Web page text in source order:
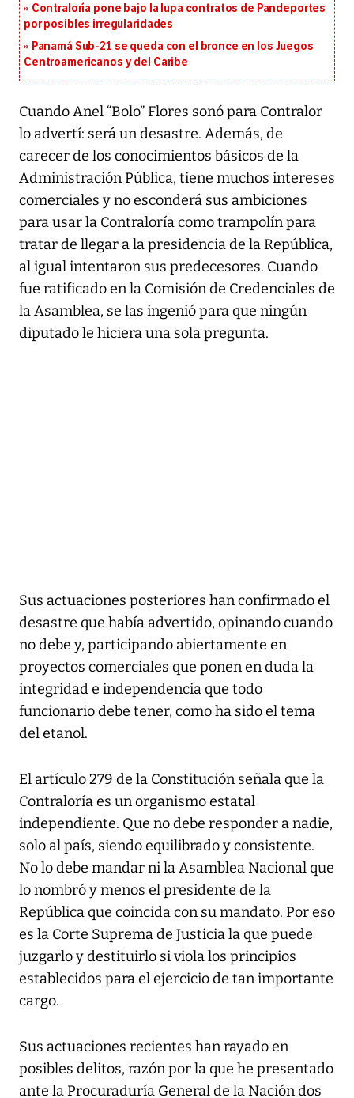
Contraloría pone bajo la lupa contratos de Pandeportes
por posibles irregularidades
Panamá Sub-21 se queda con el bronce en los Juegos
Centroamericanos y del Caribe
Cuando Anel “Bolo” Flores sonó para Contralor
lo advertí: será un desastre. Además, de
carecer de los conocimientos básicos de la
Administración Pública, tiene muchos intereses
comerciales y no esconderá sus ambiciones
para usar la Contraloría como trampolín para
tratar de llegar a la presidencia de la República,
al igual intentaron sus predecesores. Cuando
fue ratificado en la Comisión de Credenciales de
la Asamblea, se las ingenió para que ningún
diputado le hiciera una sola pregunta.
Sus actuaciones posteriores han confirmado el
desastre que había advertido, opinando cuando
no debe y, participando abiertamente en
proyectos comerciales que ponen en duda la
integridad e independencia que todo
funcionario debe tener, como ha sido el tema
del etanol.
El artículo 279 de la Constitución señala que la
Contraloría es un organismo estatal
independiente. Que no debe responder a nadie,
solo al país, siendo equilibrado y consistente.
No lo debe mandar ni la Asamblea Nacional que
lo nombró y menos el presidente de la
República que coincida con su mandato. Por eso
es la Corte Suprema de Justicia la que puede
juzgarlo y destituirlo si viola los principios
establecidos para el ejercicio de tan importante
cargo.
Sus actuaciones recientes han rayado en
posibles delitos, razón por la que he presentado
ante la Procuraduría General de la Nación dos